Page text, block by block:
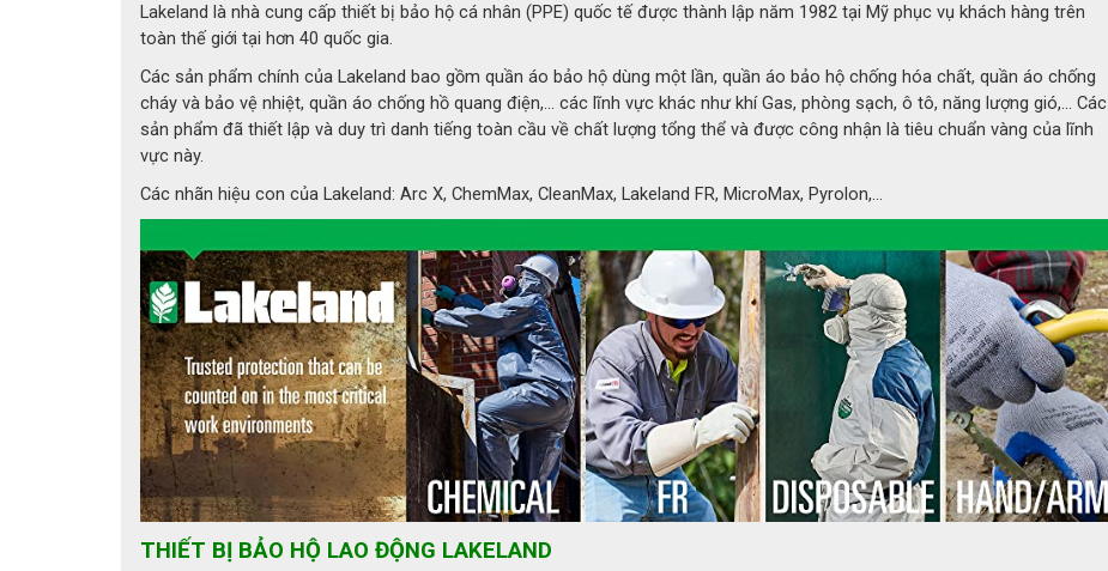
Găng tay phòng cháy chữa cháy Lakeland 7993
THÔNG TIN CHI TIẾT GĂNG TAY CHỮA CHÁY LAKELAND 7993
Thông tin kỹ thuật
● Mã sản phẩm: Lakeland 7993 h3
● Chất liệu: Vỏ ngoài làm bằng da bò chất lượng cao
● Lớp lót: Sợi Kevlar - Một loại sợi tổng hợp siêu bền và chịu nhiệt cao.
● Khả năng chịu nhiệt: Găng tay Lakeland 7993 có khả năng chịu nhiệt lên đến 500 độ C
Lakeland là nhà cung cấp thiết bị bảo hộ cá nhân (PPE) quốc tế được thành lập năm 1982 tại Mỹ phục vụ khách hàng trên
toàn thế giới tại hơn 40 quốc gia.
Các sản phẩm chính của Lakeland bao gồm quần áo bảo hộ dùng một lần, quần áo bảo hộ chống hóa chất, quần áo chống
cháy và bảo vệ nhiệt, quần áo chống hồ quang điện,... các lĩnh vực khác như khí Gas, phòng sạch, ô tô, năng lượng gió,... Các
sản phẩm đã thiết lập và duy trì danh tiếng toàn cầu về chất lượng tổng thể và được công nhận là tiêu chuẩn vàng của lĩnh
vực này.
Các nhãn hiệu con của Lakeland: Arc X, ChemMax, CleanMax, Lakeland FR, MicroMax, Pyrolon,...
THIẾT BỊ BẢO HỘ LAO ĐỘNG LAKELAND